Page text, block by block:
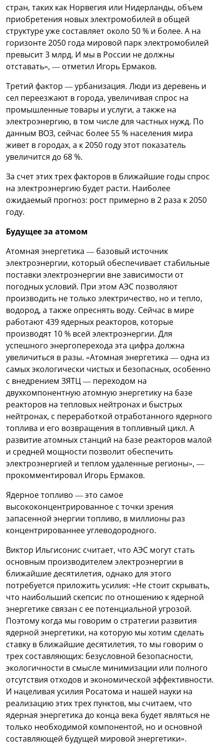
стран, таких как Норвегия или Нидерланды, объем
приобретения новых электромобилей в общей
структуре уже составляет около 50 % и более. А на
горизонте 2050 года мировой парк электромобилей
превысит 3 млрд. И мы в России не должны
отставать», — отметил Игорь Ермаков.
Третий фактор — урбанизация. Люди из деревень и
сел переезжают в города, увеличивая спрос на
промышленные товары и услуги, а также на
электроэнергию, в том числе для частных нужд. По
данным ВОЗ, сейчас более 55 % населения мира
живет в городах, а к 2050 году этот показатель
увеличится до 68 %.
За счет этих трех факторов в ближайшие годы спрос
на электроэнергию будет расти. Наиболее
ожидаемый прогноз: рост примерно в 2 раза к 2050
году.
Будущее за атомом
Атомная энергетика — базовый источник
электроэнергии, который обеспечивает стабильные
поставки электроэнергии вне зависимости от
погодных условий. При этом АЭС позволяют
производить не только электричество, но и тепло,
водород, а также опреснять воду. Сейчас в мире
работают 439 ядерных реакторов, которые
производят 10 % всей электроэнергии. Для
успешного энергоперехода эта цифра должна
увеличиться в разы. «Атомная энергетика — одна из
самых экологически чистых и безопасных, особенно
с внедрением ЗЯТЦ — переходом на
двухкомпонентную атомную энергетику на базе
реакторов на тепловых нейтронах и быстрых
нейтронах, с переработкой отработанного ядерного
топлива и его возвращения в топливный цикл. А
развитие атомных станций на базе реакторов малой
и средней мощности позволит обеспечить
электроэнергией и теплом удаленные регионы», —
прокомментировал Игорь Ермаков.
Ядерное топливо — это самое
высококонцентрированное с точки зрения
запасенной энергии топливо, в миллионы раз
концентрированнее углеводородного.
Виктор Ильгисонис считает, что АЭС могут стать
основным производителем электроэнергии в
ближайшие десятилетия, однако для этого
потребуется приложить усилия: «Не стоит скрывать,
что наибольший скепсис по отношению к ядерной
энергетике связан с ее потенциальной угрозой.
Поэтому когда мы говорим о стратегии развития
ядерной энергетики, на которую мы хотим сделать
ставку в ближайшие десятилетия, то мы говорим о
трех составляющих: безусловной безопасности,
экологичности в смысле минимизации или полного
отсутствия отходов и экономической эффективности.
И нацеливая усилия Росатома и нашей науки на
реализацию этих трех пунктов, мы считаем, что
ядерная энергетика до конца века будет являться не
только необходимой компонентой, но и основной
составляющей будущей мировой энергетики».